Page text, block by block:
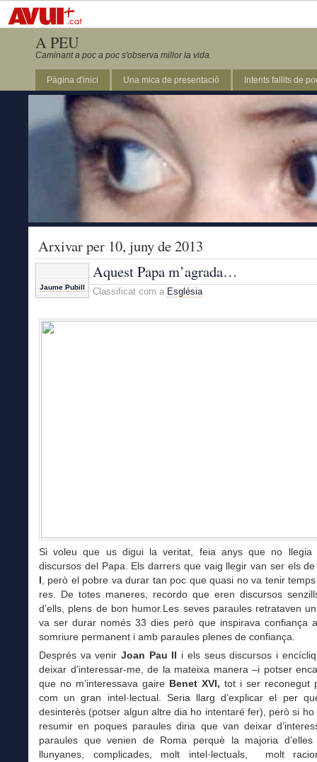
A PEU
Caminant a poc a poc s'observa millor la vida.
Pàgina d'inici Una mica de presentació Intents fallits de
Arxivar per 10, juny de 2013
Jaume Pubill
Aquest Papa m’agrada…
Classificat com a Església
Si voleu que us digui la veritat, feia anys que no llegia
discursos del Papa. Els darrers que vaig llegir van ser els
I , però el pobre va durar tan poc que quasi no va tenir
res. De totes maneres, recordo que eren discursos
d’ells, plens de bon humor.Les seves paraules retrataven
va ser durar només 33 dies però que inspirava confiança
somriure permanent i amb paraules plenes de confiança.
Després va venirJoan Pau II i els seus discursos i
deixar d’interessar-me, de la mateixa manera –i potser
que no m’interessava gaire Benet XVI, tot i ser reconegut
com un gran intel·lectual. Seria llarg d’explicar el per
desinterès (potser algun altre dia ho intentaré fer), però si ho
resumir en poques paraules diria que van deixar
paraules que venien de Roma perquè la majoria
llunyanes, complicades, molt intel·lectuals, molt